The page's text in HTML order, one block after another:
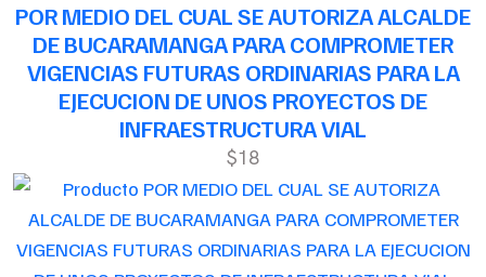
POR MEDIO DEL CUAL SE AUTORIZA ALCALDE
DE BUCARAMANGA PARA COMPROMETER
VIGENCIAS FUTURAS ORDINARIAS PARA LA
EJECUCION DE UNOS PROYECTOS DE
INFRAESTRUCTURA VIAL
$18